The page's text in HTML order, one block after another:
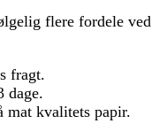
flere fordele ved
fragt.
dage.
kvalitets papir.